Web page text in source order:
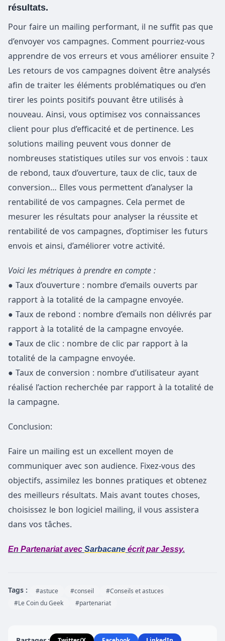
résultats.
Pour faire un mailing performant, il ne suffit pas que
d’envoyer vos campagnes. Comment pourriez-vous
apprendre de vos erreurs et vous améliorer ensuite ?
Les retours de vos campagnes doivent être analysés
afin de traiter les éléments problématiques ou d’en
tirer les points positifs pouvant être utilisés à
nouveau. Ainsi, vous optimisez vos connaissances
client pour plus d’efficacité et de pertinence. Les
solutions mailing peuvent vous donner de
nombreuses statistiques utiles sur vos envois : taux
de rebond, taux d’ouverture, taux de clic, taux de
conversion… Elles vous permettent d’analyser la
rentabilité de vos campagnes. Cela permet de
mesurer les résultats pour analyser la réussite et
rentabilité de vos campagnes, d’optimiser les futurs
envois et ainsi, d’améliorer votre activité.
Voici les métriques à prendre en compte :
● Taux d’ouverture : nombre d’emails ouverts par
rapport à la totalité de la campagne envoyée.
● Taux de rebond : nombre d’emails non délivrés par
rapport à la totalité de la campagne envoyée.
● Taux de clic : nombre de clic par rapport à la
totalité de la campagne envoyée.
● Taux de conversion : nombre d’utilisateur ayant
réalisé l’action recherchée par rapport à la totalité de
la campagne.
Conclusion:
Faire un mailing est un excellent moyen de
communiquer avec son audience. Fixez-vous des
objectifs, assimilez les bonnes pratiques et obtenez
des meilleurs résultats. Mais avant toutes choses,
choisissez le bon logiciel mailing, il vous assistera
dans vos tâches.
En Partenariat avec Sarbacane écrit par Jessy.
Tags : #astuce #conseil
#Conseils et astuces
#Le Coin du Geek
#partenariat